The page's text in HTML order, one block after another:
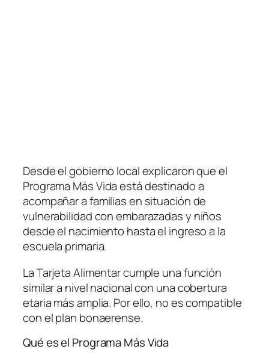
Desde el gobierno local explicaron que el
Programa Más Vida está destinado a
acompañar a familias en situación de
vulnerabilidad con embarazadas y niños
desde el nacimiento hasta el ingreso a la
escuela primaria.
La Tarjeta Alimentar cumple una función
similar a nivel nacional con una cobertura
etaria más amplia. Por ello, no es compatible
con el plan bonaerense.
Qué es el Programa Más Vida